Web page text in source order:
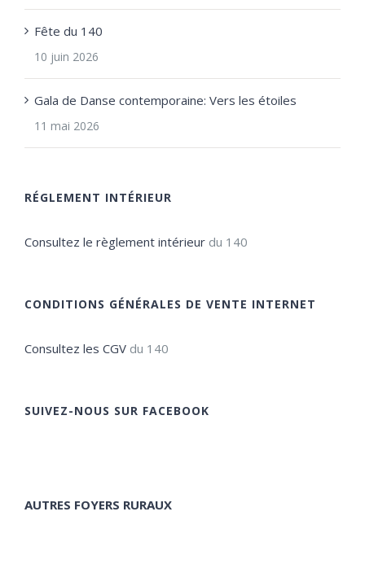
Fête du 140
10 juin 2026
Gala de Danse contemporaine: Vers les étoiles
11 mai 2026
RÉGLEMENT INTÉRIEUR
Consultez le règlement intérieur du 140
CONDITIONS GÉNÉRALES DE VENTE INTERNET
Consultez les CGV du 140
SUIVEZ-NOUS SUR FACEBOOK
AUTRES FOYERS RURAUX